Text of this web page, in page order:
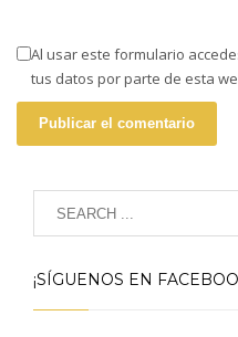
Al usar este formulario
tus datos por parte de esta
¡SÍGUENOS EN